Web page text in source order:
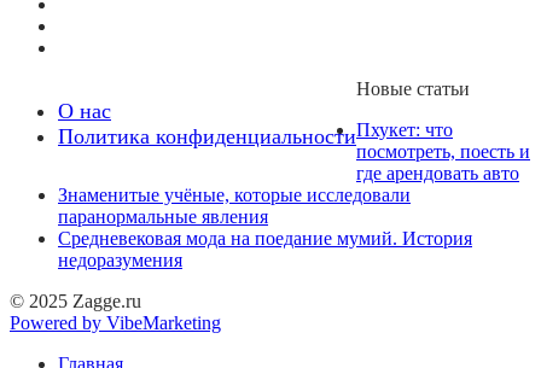
О нас
Политика конфиденциальности
Новые статьи
Пхукет: что
посмотреть, поесть и
где арендовать авто
Знаменитые учёные, которые исследовали
паранормальные явления
Средневековая мода на поедание мумий. История
недоразумения
© 2025 Zagge.ru
Powered by VibeMarketing
Главная